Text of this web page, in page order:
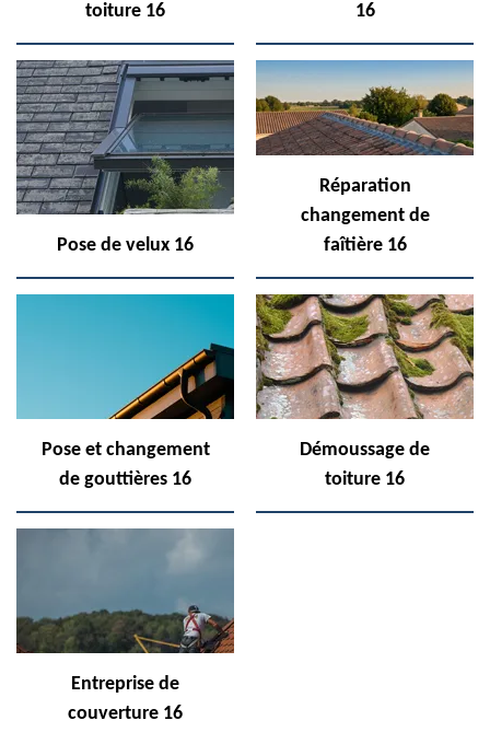
toiture 16
16
Pose de velux 16
Réparation
changement de
faîtière 16
Pose et changement
de gouttières 16
Démoussage de
toiture 16
Entreprise de
couverture 16